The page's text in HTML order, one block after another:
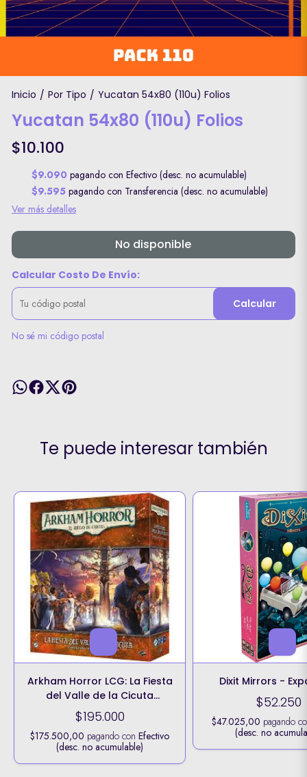
Inicio / Por Tipo / Yucatan 54x80 (110u) Folios
Yucatan 54x80 (110u) Folios
$10.100
$9.090 pagando con Efectivo (desc. no acumulable)
$9.595 pagando con Transferencia (desc. no acumulable)
Ver más detalles
No disponible
Calcular Costo De Envío:
Calcular
No sé mi código postal
Te puede interesar también
Arkham Horror LCG: La Fiesta
del Valle de la Cicuta
Campaña
$195.000
$175.500,00 pagando conEfectivo
(desc. no acumulable)
Dixit Mirrors -
$52.250
$47.025,00 pagando
(desc. no